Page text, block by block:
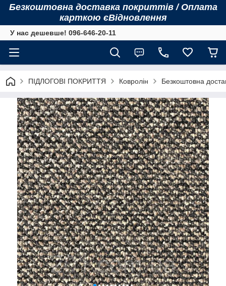
Безкоштовна доставка покриттів / Оплата
карткою єВідновлення
У нас дешевше! 096-646-20-11
ПІДЛОГОВІ ПОКРИТТЯ Ковролін Безкоштовна